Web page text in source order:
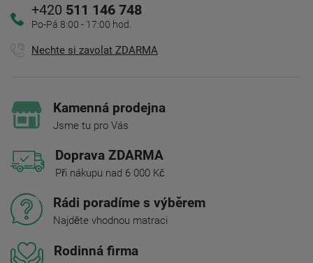
+420 511 146 748
Po-Pá 8:00 - 17:00 hod.
Nechte si zavolat ZDARMA
Kamenná prodejna
Jsme tu pro Vás
Doprava ZDARMA
Při nákupu nad 6 000 Kč
Rádi poradíme s výběrem
Najděte vhodnou matraci
Rodinná firma